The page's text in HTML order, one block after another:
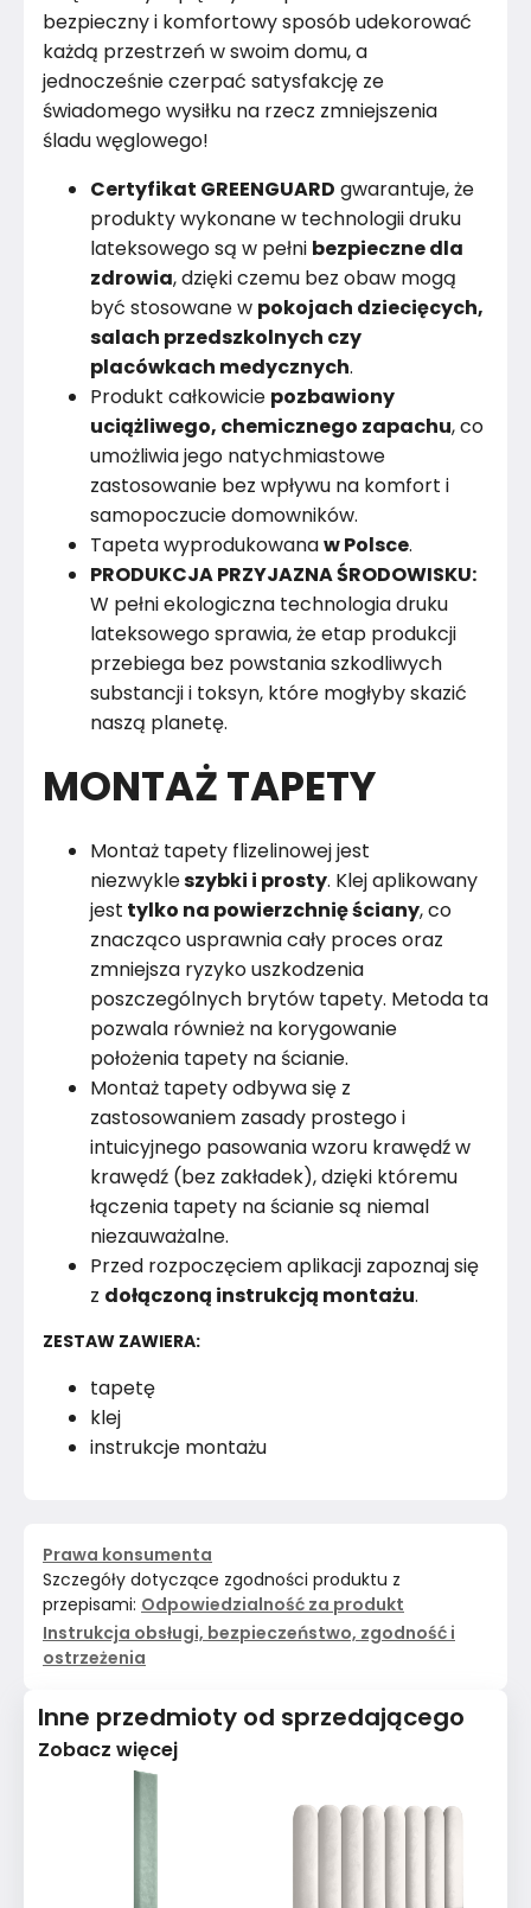
bezpieczny i komfortowy sposób udekorować
każdą przestrzeń w swoim domu, a
jednocześnie czerpać satysfakcję ze
świadomego wysiłku na rzecz zmniejszenia
śladu węglowego!
Certyfikat GREENGUARD gwarantuje, że
produkty wykonane w technologii druku
lateksowego są w pełni bezpieczne dla
zdrowia, dzięki czemu bez obaw mogą
być stosowane w pokojach dziecięcych,
salach przedszkolnych czy
placówkach medycznych.
Produkt całkowicie pozbawiony
uciążliwego, chemicznego zapachu, co
umożliwia jego natychmiastowe
zastosowanie bez wpływu na komfort i
samopoczucie domowników.
Tapeta wyprodukowanaw Polsce.
PRODUKCJA PRZYJAZNA ŚRODOWISKU:
W pełni ekologiczna technologia druku
lateksowego sprawia, że etap produkcji
przebiega bez powstania szkodliwych
substancji i toksyn, które mogłyby skazić
naszą planetę.
MONTAŻ TAPETY
Montaż tapety flizelinowej jest
niezwykleszybki i prosty. Klej aplikowany
jest tylko na powierzchnię ściany, co
znacząco usprawnia cały proces oraz
zmniejsza ryzyko uszkodzenia
poszczególnych brytów tapety. Metoda ta
pozwala również na korygowanie
położenia tapety na ścianie.
Montaż tapety odbywa się z
zastosowaniem zasady prostego i
intuicyjnego pasowania wzoru krawędź w
krawędź (bez zakładek), dzięki któremu
łączenia tapety na ścianie są niemal
niezauważalne.
Przed rozpoczęciem aplikacji zapoznaj się
z dołączoną instrukcją montażu.
ZESTAW ZAWIERA:
tapetę
klej
instrukcje montażu
Prawa konsumenta
Szczegóły dotyczące zgodności produktu z
przepisami: Odpowiedzialność za produkt
Instrukcja obsługi, bezpieczeństwo, zgodność i
ostrzeżenia
Inne przedmioty od sprzedającego
Zobacz więcej